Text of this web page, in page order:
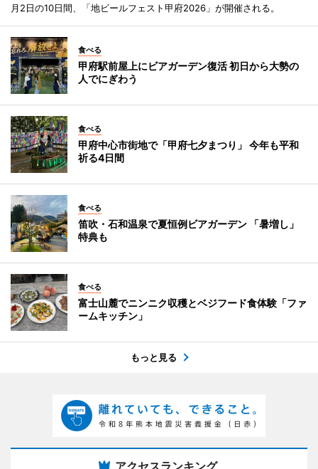
月2日の10日間、「地ビールフェスト甲府2026」が開催される。
食べる
甲府駅前屋上にビアガーデン復活 初日から大勢の
人でにぎわう
食べる
甲府中心市街地で「甲府七夕まつり」 今年も平和
祈る4日間
食べる
笛吹・石和温泉で夏恒例ビアガーデン 「暑増し」
特典も
食べる
富士山麓でニンニク収穫とベジフード食体験「ファ
ームキッチン」
もっと見る
アクセスランキング